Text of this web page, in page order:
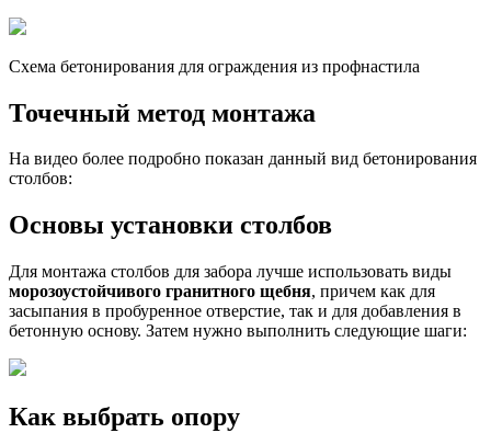
Схема бетонирования для ограждения из профнастила
Точечный метод монтажа
На видео более подробно показан данный вид бетонирования
столбов:
Основы установки столбов
Для монтажа столбов для забора лучше использовать виды
морозоустойчивого гранитного щебня, причем как для
засыпания в пробуренное отверстие, так и для добавления в
бетонную основу. Затем нужно выполнить следующие шаги:
Как выбрать опору